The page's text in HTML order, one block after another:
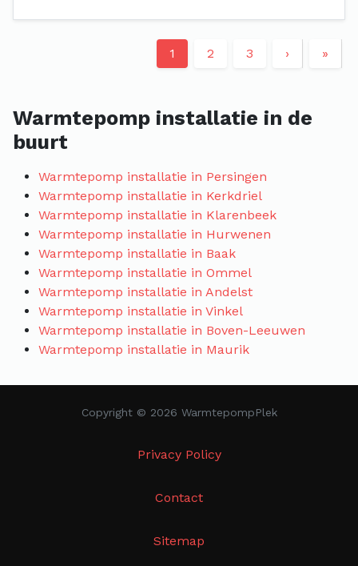
1 2 3 › »
Warmtepomp installatie in de
buurt
Warmtepomp installatie in Persingen
Warmtepomp installatie in Kerkdriel
Warmtepomp installatie in Klarenbeek
Warmtepomp installatie in Hurwenen
Warmtepomp installatie in Baak
Warmtepomp installatie in Ommel
Warmtepomp installatie in Andelst
Warmtepomp installatie in Vinkel
Warmtepomp installatie in Boven-Leeuwen
Warmtepomp installatie in Maurik
Copyright © 2026 WarmtepompPlek
Privacy Policy
Contact
Sitemap